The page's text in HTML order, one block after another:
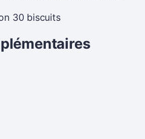
30 biscuits